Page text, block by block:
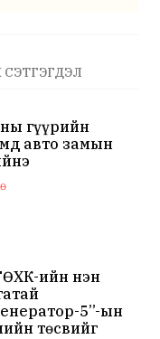
СЭТГЭГДЭЛ
гүүрийн
авто замын
ийн нэн
5”-ын
төсвийг